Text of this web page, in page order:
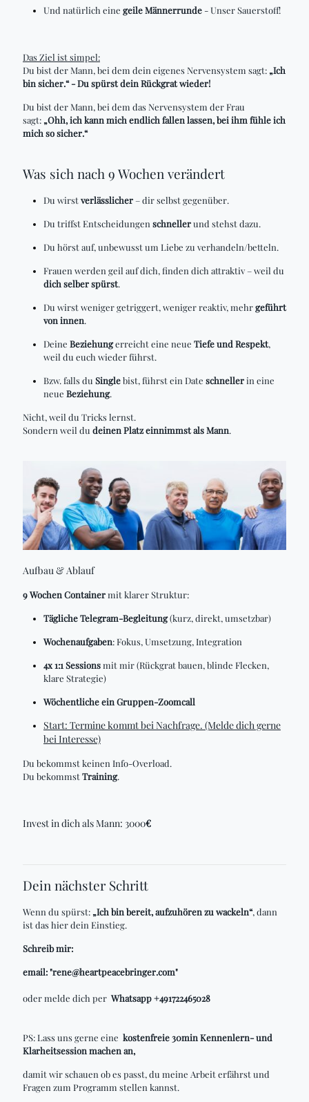
Und natürlich eine geile Männerrunde - Unser Sauerstoff!
Das Ziel ist simpel:
Du bist der Mann, bei dem dein eigenes Nervensystem sagt: „Ich
bin sicher.“ - Du spürst dein Rückgrat wieder!
Du bist der Mann, bei dem das Nervensystem der Frau
sagt: „Ohh, ich kann mich endlich fallen lassen, bei ihm fühle ich
mich so sicher.“
Was sich nach 9 Wochen verändert
Du wirstverlässlicher– dir selbst gegenüber.
Du triffst Entscheidungen schnellerund stehst dazu.
Du hörst auf, unbewusst um Liebe zu verhandeln/betteln.
Frauen werden geil auf dich, finden dich attraktiv – weil du
dich selber spürst.
Du wirst weniger getriggert, weniger reaktiv, mehrgeführt
von innen.
Deine Beziehungerreicht eine neue Tiefe und Respekt,
weil du euch wieder führst.
Bzw. falls du Singlebist, führst ein Date schnellerin eine
neue Beziehung.
Nicht, weil du Tricks lernst.
Sondern weil du deinen Platz einnimmst als Mann.
Aufbau & Ablauf
9 Wochen Containermit klarer Struktur:
Tägliche Telegram-Begleitung(kurz, direkt, umsetzbar)
Wochenaufgaben: Fokus, Umsetzung, Integration
4x 1:1 Sessionsmit mir (Rückgrat bauen, blinde Flecken,
klare Strategie)
Wöchentliche ein Gruppen-Zoomcall
Start: Termine kommt bei Nachfrage. (Melde dich gerne
bei Interesse)
Du bekommst keinen Info-Overload.
Du bekommstTraining.
Invest in dich als Mann: 3000€
Dein nächster Schritt
Wenn du spürst: „Ich bin bereit, aufzuhören zu wackeln“, dann
ist das hier dein Einstieg.
Schreib mir:
email: "rene@heartpeacebringer.com"
oder melde dich per Whatsapp +491722465028
PS: Lass uns gerne eine kostenfreie 30min Kennenlern- und
Klarheitsession machen an,
damit wir schauen ob es passt, du meine Arbeit erfährst und
Fragen zum Programm stellen kannst.